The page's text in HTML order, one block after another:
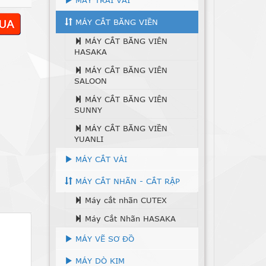
MÁY CẮT BĂNG VIỀN
MÁY CẮT BĂNG VIÊN
HASAKA
MÁY CẮT BĂNG VIÊN
SALOON
MÁY CẮT BĂNG VIÊN
SUNNY
MÁY CẮT BĂNG VIỀN
YUANLI
MÁY CẮT VẢI
MÁY CẮT NHÃN - CẮT RẬP
Máy cắt nhãn CUTEX
Máy Cắt Nhãn HASAKA
MÁY VẼ SƠ ĐỒ
MÁY DÒ KIM